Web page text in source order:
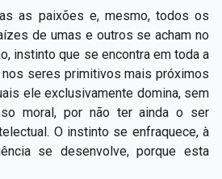
as paixões e, mesmo, todos os
de umas e outros se acham no
instinto que se encontra em toda a
nos seres primitivos mais próximos
ele exclusivamente domina, sem
moral, por não ter ainda o ser
O instinto se enfraquece, à
se desenvolve, porque esta